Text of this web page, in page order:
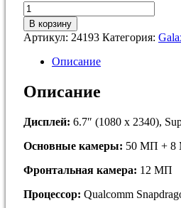
Количество
товара
Samsung
Galaxy
A36
GB
Awesome
В корзину
Артикул: 24193 Категория:
Описание
Описание
Дисплей: 6.7″ (1080 x 2340),
Основные камеры: 50 МП +
Фронтальная камера: 12 МП
Процессор: Qualcomm